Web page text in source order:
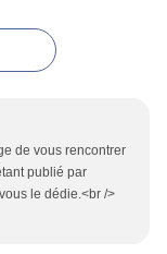
de vous rencontrer
publié par
le dédie.<br />